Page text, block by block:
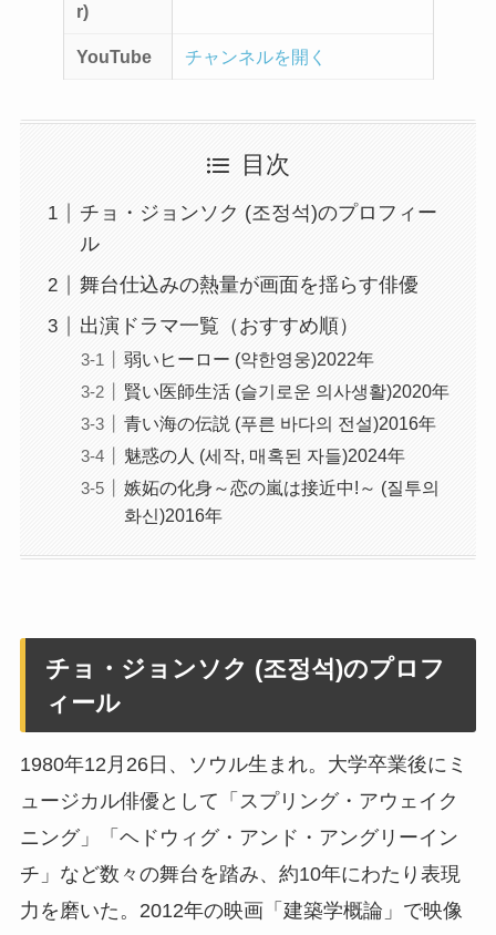
r)
YouTube チャンネルを開く
目次
チョ・ジョンソク (조정석)のプロフィー
ル
舞台仕込みの熱量が画面を揺らす俳優
出演ドラマ一覧（おすすめ順）
弱いヒーロー (약한영웅)2022年
賢い医師生活 (슬기로운 의사생활)2020年
青い海の伝説 (푸른 바다의 전설)2016年
魅惑の人 (세작, 매혹된 자들)2024年
嫉妬の化身～恋の嵐は接近中!～ (질투의
화신)2016年
チョ・ジョンソク (조정석)のプロフ
ィール
1980年12月26日、ソウル生まれ。大学卒業後にミ
ュージカル俳優として「スプリング・アウェイク
ニング」「ヘドウィグ・アンド・アングリーイン
チ」など数々の舞台を踏み、約10年にわたり表現
力を磨いた。2012年の映画「建築学概論」で映像